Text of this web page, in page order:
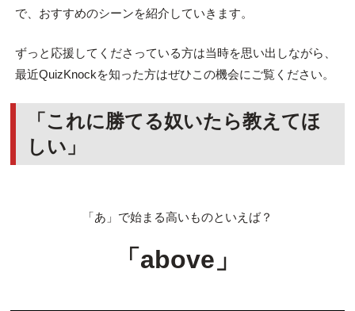
で、おすすめのシーンを紹介していきます。
ずっと応援してくださっている方は当時を思い出しながら、
最近QuizKnockを知った方はぜひこの機会にご覧ください。
「これに勝てる奴いたら教えてほ
しい」
「あ」で始まる高いものといえば？
「above」